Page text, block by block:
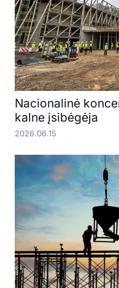
Nacionalinė
kalne įsibėgėja
2026.06.15